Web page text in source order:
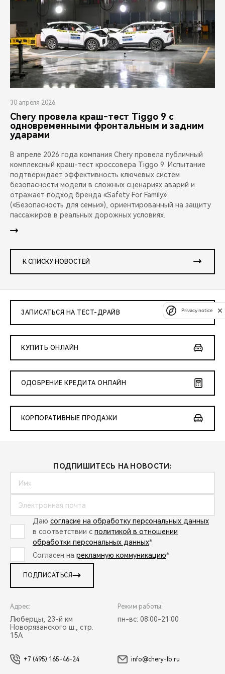
30 апреля 2026
Chery провела краш-тест Tiggo 9 с
одновременными фронтальным и задним
ударами
В апреле 2026 года компания Chery провела публичный
комплексный краш-тест кроссовера Tiggo 9. Испытание
подтверждает эффективность ключевых систем
безопасности модели в сложных сценариях аварий и
отражает подход бренда «Safety For Family»
(«Безопасность для семьи»), ориентированный на защиту
пассажиров в реальных дорожных условиях.
К СПИСКУ НОВОСТЕЙ
ЗАПИСАТЬСЯ НА ТЕСТ-ДРАЙВ
КУПИТЬ ОНЛАЙН
ОДОБРЕНИЕ КРЕДИТА ОНЛАЙН
КОРПОРАТИВНЫЕ ПРОДАЖИ
ПОДПИШИТЕСЬ НА НОВОСТИ:
Даю согласие на обработку персональных данных
в соответствии с политикой в отношении
обработки персональных данных*
Согласен на рекламную коммуникацию*
ПОДПИСАТЬСЯ
Адрес:
Люберцы, 23-й км
Новорязанского ш., стр.
15А
Режим работы:
пн-вс: 08:00-21:00
+7 (495) 165-46-24 info@chery-lb.ru
Privacy notice